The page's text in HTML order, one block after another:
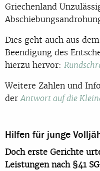
Griechenland
Dies geht auch aus
Beendigung des
hierzu hervor:
Weitere Zahlen und
derAntwort auf die
Hilfen für junge
Doch erste Gerichte
Leistungen nach §41